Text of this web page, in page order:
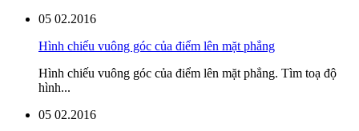
05 02.2016
Hình chiếu vuông góc của điểm lên mặt phẳng
Hình chiếu vuông góc của điểm lên mặt phẳng. Tìm toạ độ
hình...
05 02.2016